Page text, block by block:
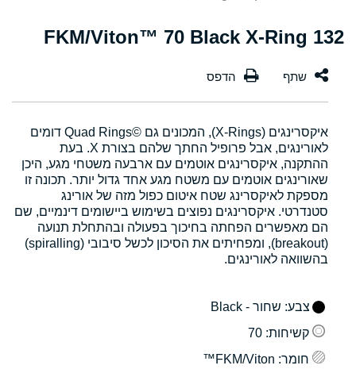
132 FKM/Viton™ 70 Black X-Ring
איקסרינגים (X-Rings), המכונים גם Quad Rings©‎ דומים
לאורינגים, אבל פרופיל החתך שלהם בצורת X. בעת
ההתקנה, איקסרינגים אוטמים עם ארבעה משטחי מגע, היכן
שאורינגים אוטמים עם משטח מגע אחד גדול יותר. תכונה זו
מספקת לאיקסרינג שטח איטום כפול מזה של אורינג
סטנדרטי. איקסרינגים נפוצים בשימוש ביישומים דינמיים, שם
הם מאפשרים הפחתה בחיכוך בפעולה ובהתחלת תנועה
(breakout), ומפחיתים את הסיכון לכשל סיבובי (spiralling)
בהשוואה לאורינגים.
צבע: שחור - Black
קשיחות: 70
חומר: FKM/Viton™